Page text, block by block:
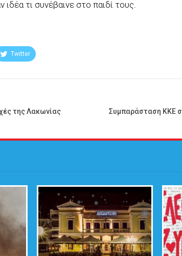
ιδέα τι συνέβαινε στο παιδί τους.
Twitter
της Λακωνίας
Συμπαράσταση ΚΚΕ